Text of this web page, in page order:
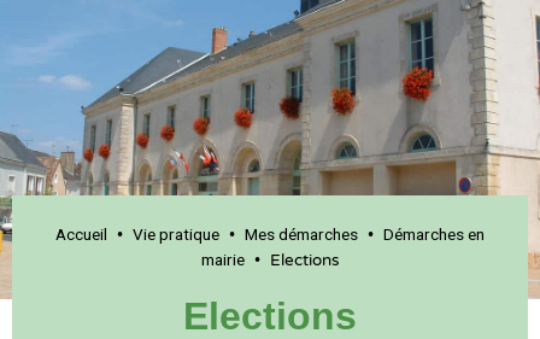
Accueil • Vie pratique • Mes démarches • Démarches en
mairie• Elections
Elections